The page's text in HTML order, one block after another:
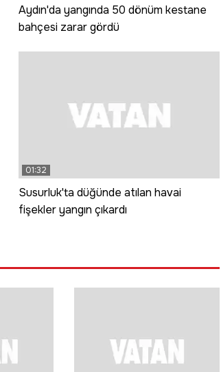
Aydın'da yangında 50 dönüm kestane
bahçesi zarar gördü
01:32
Susurluk'ta düğünde atılan havai
fişekler yangın çıkardı